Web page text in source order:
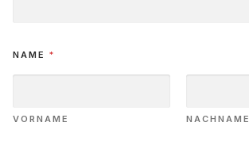
NAME *
VORNAME NACHNAME